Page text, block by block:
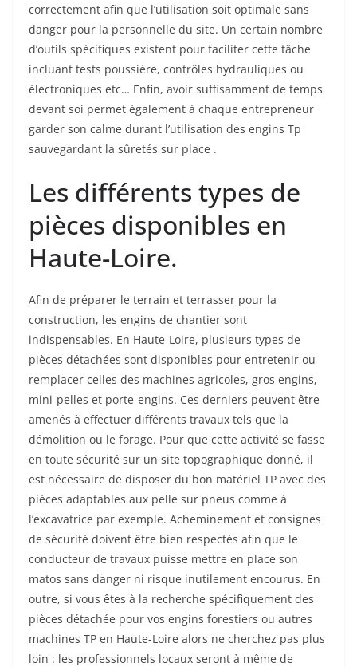
correctement afin que l’utilisation soit optimale sans
danger pour la personnelle du site. Un certain nombre
d’outils spécifiques existent pour faciliter cette tâche
incluant tests poussière, contrôles hydrauliques ou
électroniques etc… Enfin, avoir suffisamment de temps
devant soi permet également à chaque entrepreneur
garder son calme durant l’utilisation des engins Tp
sauvegardant la sûretés sur place .
Les différents types de
pièces disponibles en
Haute-Loire.
Afin de préparer le terrain et terrasser pour la
construction, les engins de chantier sont
indispensables. En Haute-Loire, plusieurs types de
pièces détachées sont disponibles pour entretenir ou
remplacer celles des machines agricoles, gros engins,
mini-pelles et porte-engins. Ces derniers peuvent être
amenés à effectuer différents travaux tels que la
démolition ou le forage. Pour que cette activité se fasse
en toute sécurité sur un site topographique donné, il
est nécessaire de disposer du bon matériel TP avec des
pièces adaptables aux pelle sur pneus comme à
l’excavatrice par exemple. Acheminement et consignes
de sécurité doivent être bien respectés afin que le
conducteur de travaux puisse mettre en place son
matos sans danger ni risque inutilement encourus. En
outre, si vous êtes à la recherche spécifiquement des
pièces détachée pour vos engins forestiers ou autres
machines TP en Haute-Loire alors ne cherchez pas plus
loin : les professionnels locaux seront à même de